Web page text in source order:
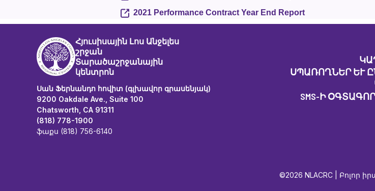
2021 Performance Contract Year End Report
Հյուսիսային Լոս Անջելես
շրջան
Տարածաշրջանային
կենտրոն
Սան Ֆերնանդո հովիտ (գլխավոր գրասենյակ)
9200 Oakdale Ave., Suite 100
Chatsworth, CA 91311
(818) 778-1900
ֆաքս (818) 756-6140
ՍՊԱՌՈՂՆԵՐ ԵՒ
SMS-Ի
©2026 NLACRC | Բոլոր